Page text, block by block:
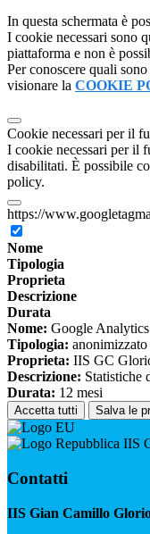
In questa schermata è
I cookie necessari sono
piattaforma e non è
Per conoscere quali
visionare la COOKIE
Cookie necessari per il
I cookie necessari per il
disabilitati. È possibile
policy.
https://
Nome
Tipologia
Proprieta
Descrizione
Durata
Nome: Google Analytics
Tipologia: anonimizzato
Proprieta: IIS GC
Descrizione: Statistiche
Durata: 12 mesi
Accetta tutti Salva le
IIS
Contatti
IIS Gian Camillo